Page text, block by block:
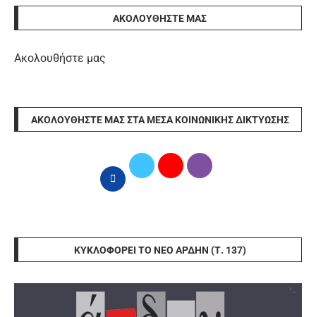
ΑΚΟΛΟΥΘΉΣΤΕ ΜΑΣ
Ακολουθήστε μας
ΑΚΟΛΟΥΘΉΣΤΕ ΜΑΣ ΣΤΑ ΜΈΣΑ ΚΟΙΝΩΝΙΚΉΣ ΔΙΚΤΎΩΣΗΣ
ΚΥΚΛΟΦΟΡΕΊ ΤΟ ΝΈΟ ΆΡΔΗΝ (Τ. 137)